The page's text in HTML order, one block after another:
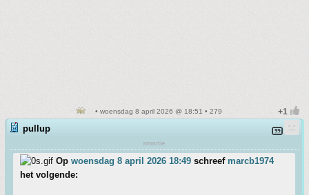
• woensdag 8 april 2026 @ 18:51 • 279
pullup
smartie
Op woensdag 8 april 2026 18:49 schreef marcb1974
het volgende: